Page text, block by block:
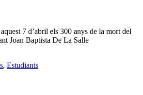
7 d’abril els 300 anys de la mort del
Joan Baptista De La Salle
, Estudiants